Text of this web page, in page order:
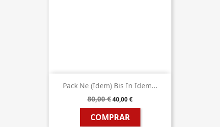
Pack Ne (Idem) Bis In Idem...
80,00 €40,00 €
COMPRAR